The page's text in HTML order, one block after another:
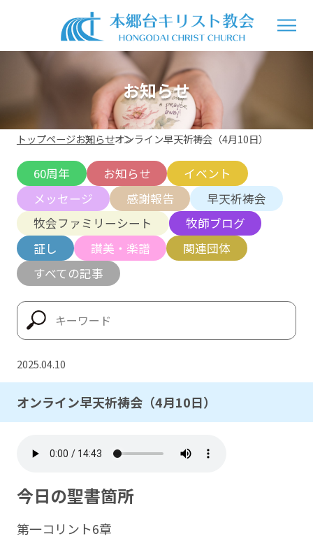
お知らせ
トップページお知らせオンライン早天祈祷会（4月10日）
60周年 お知らせ
イベント
メッセージ
感謝報告
早天祈祷会
牧会ファミリーシート
牧師ブログ
証し
讃美・楽譜
関連団体
すべての記事
2025.04.10
オンライン早天祈祷会（4月10日）
今日の聖書箇所
第一コリント6章